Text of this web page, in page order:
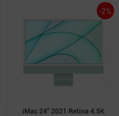
-2%
iMac 24" 2021 Retina 4.5K